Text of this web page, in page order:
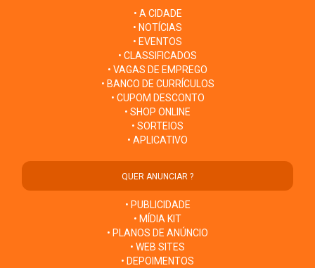
• A CIDADE
• NOTÍCIAS
• EVENTOS
• CLASSIFICADOS
• VAGAS DE EMPREGO
• BANCO DE CURRÍCULOS
• CUPOM DESCONTO
• SHOP ONLINE
• SORTEIOS
• APLICATIVO
QUER ANUNCIAR ?
• PUBLICIDADE
• MÍDIA KIT
• PLANOS DE ANÚNCIO
• WEB SITES
• DEPOIMENTOS